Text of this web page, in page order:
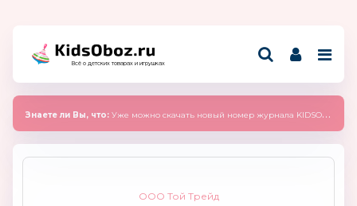
Всё о детских товарах и игрушках
Знаете ли Вы, что: Уже можно скачать новый номер журнала KIDSOBOZ 2025 (сентябрь)
ООО Той Трейд